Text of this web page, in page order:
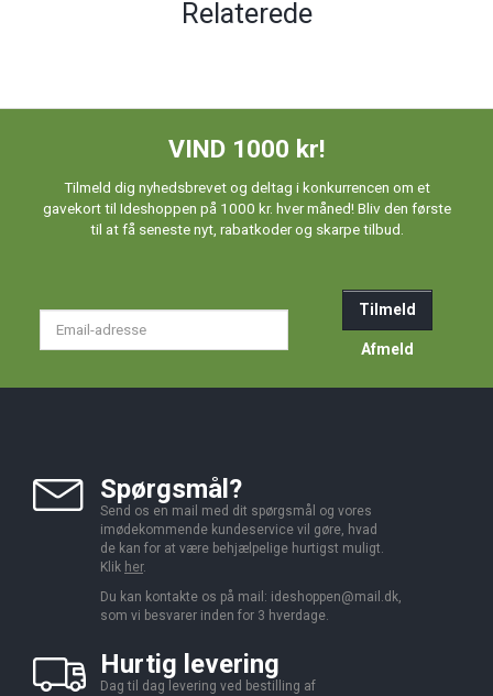
Relaterede
VIND 1000 kr!
Tilmeld dig nyhedsbrevet og deltag i konkurrencen om et
gavekort til Ideshoppen på 1000 kr. hver måned! Bliv den første
til at få seneste nyt, rabatkoder og skarpe tilbud.
Tilmeld
Afmeld
Spørgsmål?
Send os en mail med dit spørgsmål og vores
imødekommende kundeservice vil gøre, hvad
de kan for at være behjælpelige hurtigst muligt.
Klik her.
Du kan kontakte os på mail: ideshoppen@mail.dk,
som vi besvarer inden for 3 hverdage.
Hurtig levering
Dag til dag levering ved bestilling af